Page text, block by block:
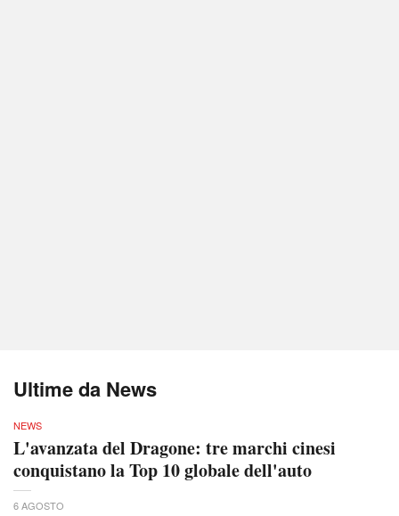
Ultime da News
NEWS
L'avanzata del Dragone: tre marchi cinesi
conquistano la Top 10 globale dell'auto
6 AGOSTO